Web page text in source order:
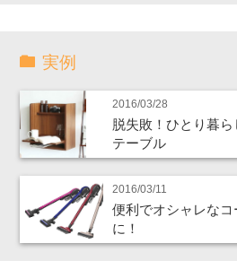
実例
2016/03/28
脱失敗！ひとり暮
テーブル
2016/03/11
便利でオシャレな
に！